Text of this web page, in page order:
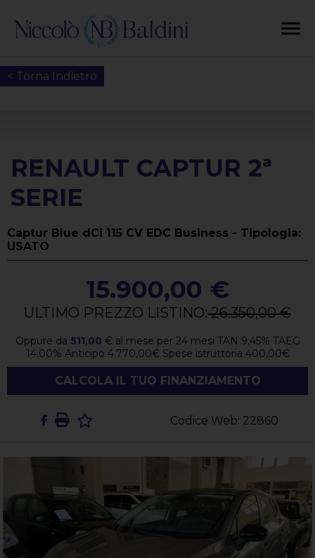
< Torna Indietro
Codice Web: 22860
RENAULT CAPTUR 2ª
SERIE
Captur Blue dCi 115 CV EDC Business - Tipologia:
USATO
15.900,00 €
ULTIMO PREZZO LISTINO:26.350,00 €
Oppure da 511,00 € al mese per 24mesi TAN 9,45% TAEG
14.00% Anticipo 4.770,00€ Spese istruttoria 400,00€
CALCOLA IL TUO FINANZIAMENTO